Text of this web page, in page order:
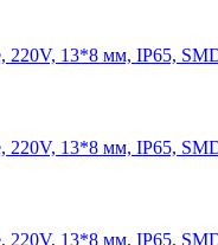
13*8 мм, IP65,
13*8 мм, IP65,
13*8 мм, IP65,